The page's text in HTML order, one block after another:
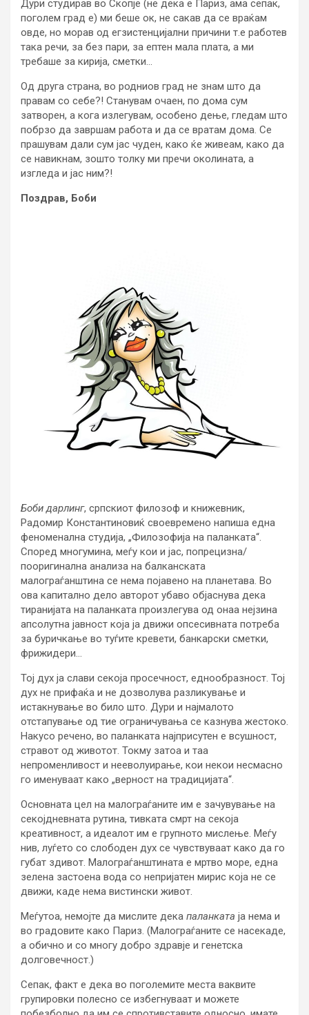
Дури студирав во Скопје (не дека е Париз, ама сепак,
поголем град е) ми беше ок, не сакав да се враќам
овде, но морав од егзистенцијални причини т.е работев
така речи, за без пари, за ептен мала плата, а ми
требаше за кирија, сметки…
Од друга страна, во родниов град не знам што да
правам со себе?! Станувам очаен, по дома сум
затворен, а кога излегувам, особено дење, гледам што
побрзо да завршам работа и да се вратам дома. Се
прашувам дали сум јас чуден, како ќе живеам, како да
се навикнам, зошто толку ми пречи околината, а
изгледа и јас ним?!
Поздрав, Боби
Боби дарлинг, српскиот филозоф и книжевник,
Радомир Константиновиќ своевремено напиша една
феноменална студија, „Филозофија на паланката“.
Според многумина, меѓу кои и јас, попрецизна/
пооригинална анализа на балканската
малограѓанштина се нема појавено на планетава. Во
ова капитално дело авторот убаво објаснува дека
тиранијата на паланката произлегува од онаа нејзина
апсолутна јавност која ја движи опсесивната потреба
за буричкање во туѓите кревети, банкарски сметки,
фрижидери…
Тој дух ја слави секоја просечност, еднообразност. Тој
дух не прифаќа и не дозволува разликување и
истакнување во било што. Дури и најмалото
отстапување од тие ограничувања се казнува жестоко.
Накусо речено, во паланката најприсутен е всушност,
стравот од животот. Токму затоа и таа
непроменливост и нееволуирање, кои некои несмасно
го именуваат како „верност на традицијата“.
Основната цел на малограѓаните им е зачувување на
секојдневната рутина, тивката смрт на секоја
креативност, а идеалот им е групното мислење. Меѓу
нив, луѓето со слободен дух се чувствуваат како да го
губат здивот. Малограѓанштината е мртво море, една
зелена застоена вода со непријатен мирис која не се
движи, каде нема вистински живот.
Меѓутоа, немојте да мислите дека паланката ја нема и
во градовите како Париз. (Малограѓаните се насекаде,
а обично и со многу добро здравје и генетска
долговечност.)
Сепак, факт е дека во поголемите места ваквите
групировки полесно се избегнуваат и можете